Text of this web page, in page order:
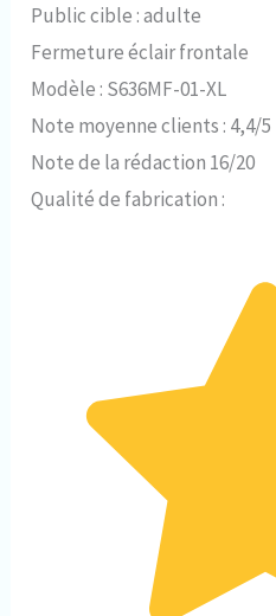
Public cible : adulte
Fermeture éclair frontale
Modèle : S636MF-01-XL
Note moyenne clients : 4,4/5
Note de la rédaction 16/20
Qualité de fabrication :